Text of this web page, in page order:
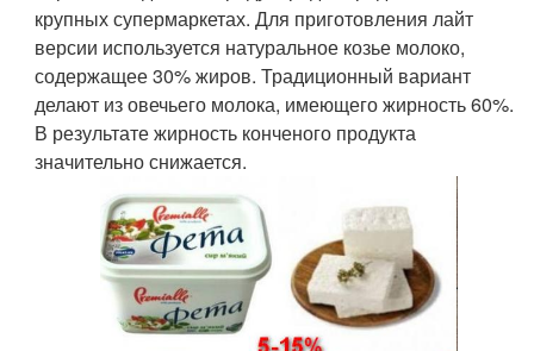
крупных супермаркетах. Для приготовления лайт
версии используется натуральное козье молоко,
содержащее 30% жиров. Традиционный вариант
делают из овечьего молока, имеющего жирность 60%.
В результате жирность конченого продукта
значительно снижается.